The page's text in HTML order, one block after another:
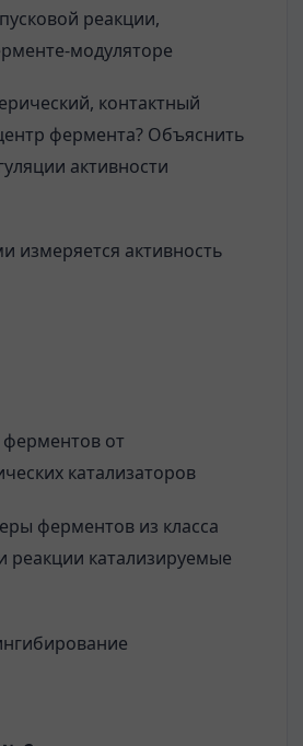
реакции,
модуляторе
контактный
фермента? Объяснить
активности
измеряется активность
от
катализаторов
ферментов из класса
реакции катализируемые